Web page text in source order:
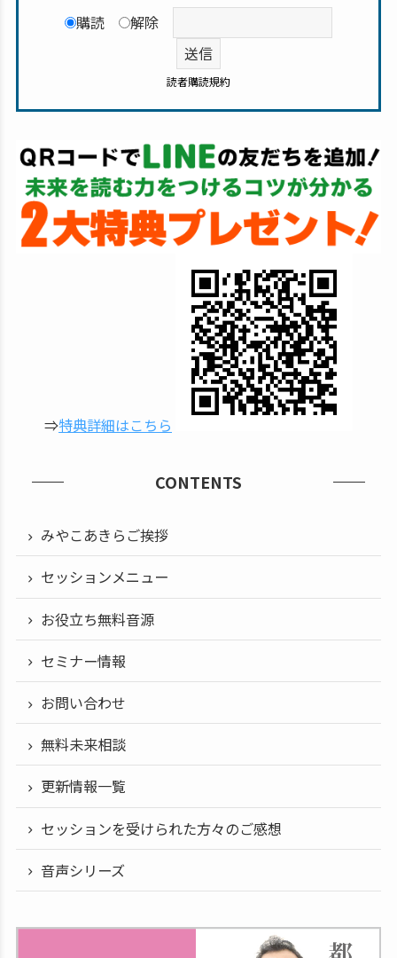
購読
解除
読者購読規約
⇒特典詳細はこちら
CONTENTS
みやこあきらご挨拶
セッションメニュー
お役立ち無料音源
セミナー情報
お問い合わせ
無料未来相談
更新情報一覧
セッションを受けられた方々のご感想
音声シリーズ